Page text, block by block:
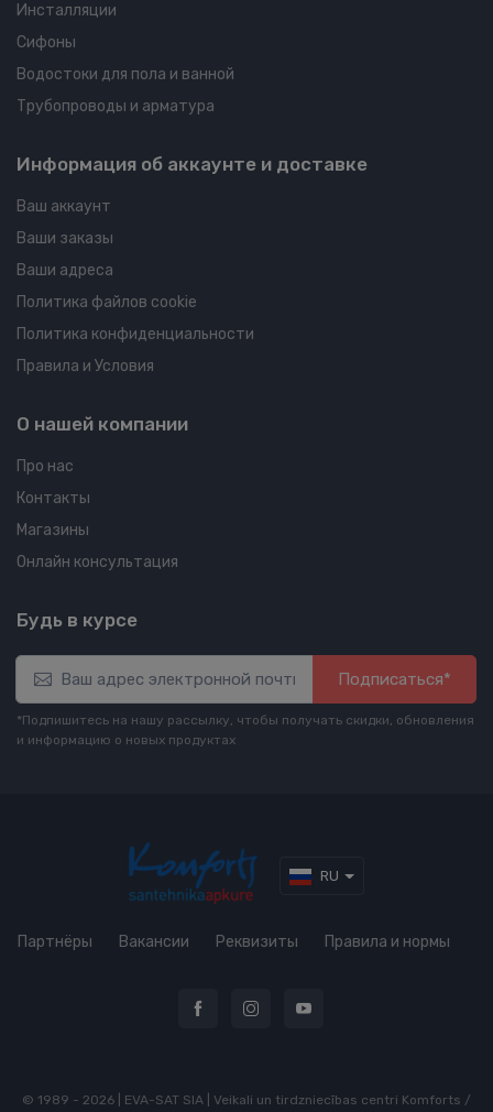
Инсталляции
Сифоны
Водостоки для пола и ванной
Трубопроводы и арматура
Информация об аккаунте и доставке
Ваш аккаунт
Ваши заказы
Ваши адреса
Политика файлов cookie
Политика конфиденциальности
Правила и Условия
О нашей компании
Про нас
Контакты
Магазины
Онлайн консультация
Будь в курсе
Подписаться*
*Подпишитесь на нашу рассылку, чтобы получать скидки, обновления
и информацию о новых продуктах
RU
Партнёры Вакансии Реквизиты Правила и нормы
© 1989 - 2026 | EVA-SAT SIA | Veikali un tirdzniecības centri Komforts /